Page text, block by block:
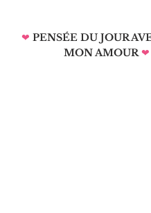
❤ PENSÉE DU JOUR
MON AMOUR ❤